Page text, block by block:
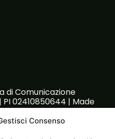
Consenso
di Comunicazione
02410850644 | Made